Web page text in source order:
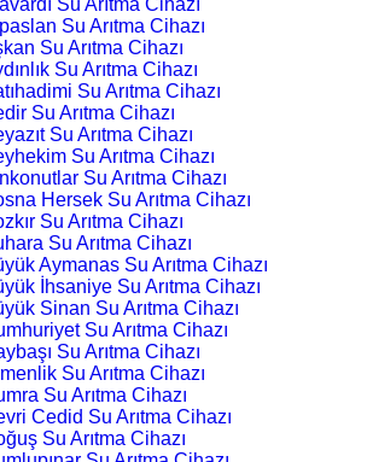
Su Arıtma Cihazı
Su Arıtma Cihazı
Su Arıtma Cihazı
Su Arıtma Cihazı
Su Arıtma Cihazı
Su Arıtma Cihazı
Su Arıtma Cihazı
Su Arıtma Cihazı
Su Arıtma Cihazı
Hersek Su Arıtma Cihazı
Su Arıtma Cihazı
Su Arıtma Cihazı
Aymanas Su Arıtma Cihazı
İhsaniye Su Arıtma Cihazı
Sinan Su Arıtma Cihazı
Su Arıtma Cihazı
Su Arıtma Cihazı
Su Arıtma Cihazı
Su Arıtma Cihazı
Cedid Su Arıtma Cihazı
Su Arıtma Cihazı